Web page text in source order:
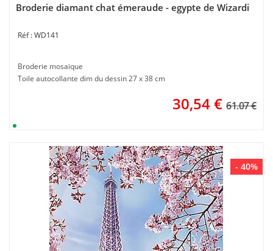
Broderie diamant chat émeraude - egypte de Wizardi
WD141
Broderie mosaïque
Toile autocollante dim du dessin 27 x 38 cm
30,54€ 61.07 €
- 40%